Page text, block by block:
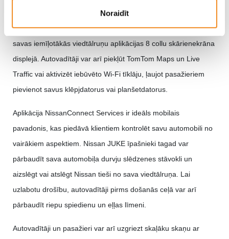
Noraidīt
Ar jauno NissanConnect informatīvo izklaides sistēmu klienti
var izmantot Apple CarPlay® un Android Auto®, lai atspoguļotu
savas iemīļotākās viedtālruņu aplikācijas 8 collu skārienekrāna
displejā. Autovadītāji var arī piekļūt TomTom Maps un Live
Traffic vai aktivizēt iebūvēto Wi-Fi tīklāju, ļaujot pasažieriem
pievienot savus klēpjdatorus vai planšetdatorus.
Aplikācija NissanConnect Services ir ideāls mobilais
pavadonis, kas piedāvā klientiem kontrolēt savu automobili no
vairākiem aspektiem. Nissan JUKE īpašnieki tagad var
pārbaudīt sava automobiļa durvju slēdzenes stāvokli un
aizslēgt vai atslēgt Nissan tieši no sava viedtālruņa. Lai
uzlabotu drošību, autovadītāji pirms došanās ceļā var arī
pārbaudīt riepu spiedienu un eļļas līmeni.
Autovadītāji un pasažieri var arī uzgriezt skaļāku skaņu ar